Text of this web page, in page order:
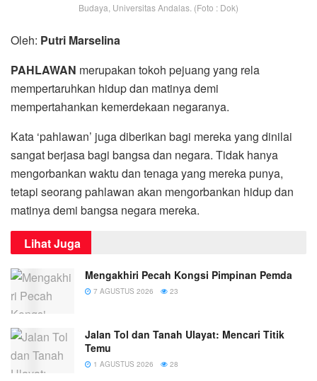
Budaya, Universitas Andalas. (Foto : Dok)
Oleh: Putri Marselina
PAHLAWAN merupakan tokoh pejuang yang rela
mempertaruhkan hidup dan matinya demi
mempertahankan kemerdekaan negaranya.
Kata ‘pahlawan’ juga diberikan bagi mereka yang dinilai
sangat berjasa bagi bangsa dan negara. Tidak hanya
mengorbankan waktu dan tenaga yang mereka punya,
tetapi seorang pahlawan akan mengorbankan hidup dan
matinya demi bangsa negara mereka.
Lihat Juga
Mengakhiri Pecah Kongsi Pimpinan Pemda
7 AGUSTUS 2026 23
Jalan Tol dan Tanah Ulayat: Mencari Titik
Temu
1 AGUSTUS 2026 28